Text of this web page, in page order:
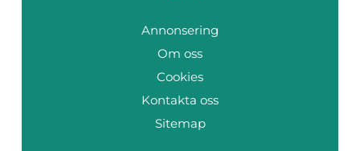
Annonsering
Om oss
Cookies
Kontakta oss
Sitemap